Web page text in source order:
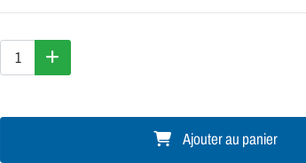
Ajouter au panier